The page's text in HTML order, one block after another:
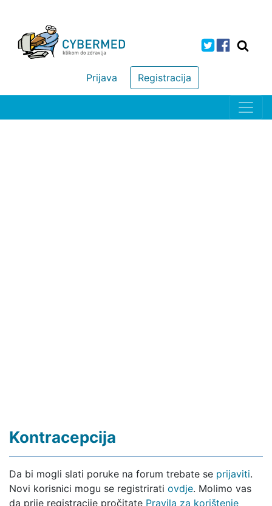
Registracija
Prijava
Kontracepcija
Da bi mogli slati poruke na forum trebate se prijaviti.
Novi korisnici mogu se registrirati ovdje. Molimo vas
da prije registracije pročitate Pravila za korištenje